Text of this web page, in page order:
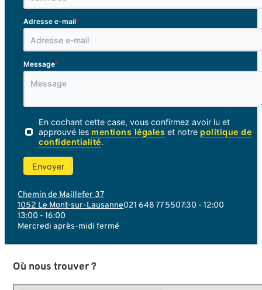
Adresse e-mail*
Message*
En cochant cette case, vous confirmez avoir lu et
approuvé les mentions légales et notre politique de
confidentialité.
Envoyer
Chemin de Maillefer 37
1052 Le Mont-sur-Lausanne021 648 77 5507:30 - 12:00
13:00 - 16:00
Mercredi après-midi fermé
Où nous trouver ?